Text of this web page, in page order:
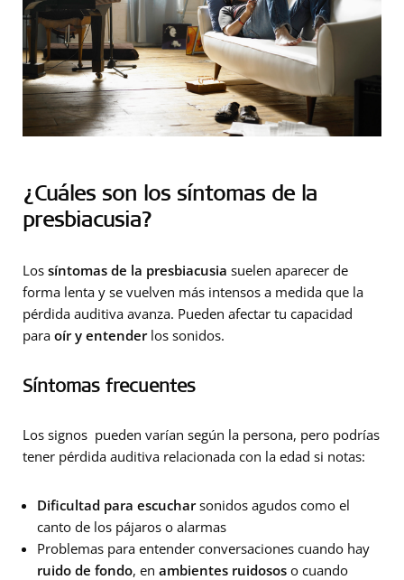
¿Cuáles son los síntomas de la
presbiacusia?
Los síntomas de la presbiacusia suelen aparecer de
forma lenta y se vuelven más intensos a medida que la
pérdida auditiva avanza. Pueden afectar tu capacidad
para oír y entenderlos sonidos.
Síntomas frecuentes
Los signos pueden varían según la persona, pero podrías
tener pérdida auditiva relacionada con la edad si notas:
Dificultad para escucharsonidos agudos como el
canto de los pájaros o alarmas
Problemas para entender conversaciones cuando hay
ruido de fondo, en ambientes ruidosos o cuando